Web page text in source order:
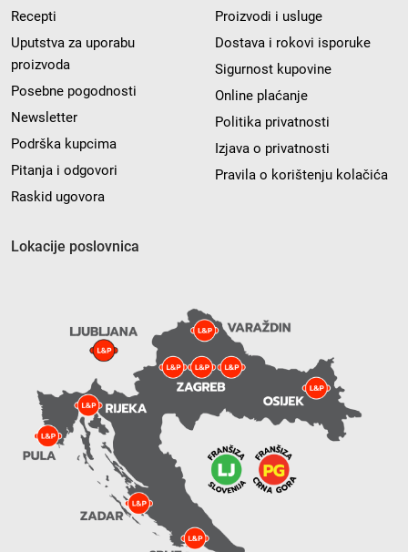
Recepti
Uputstva za uporabu
proizvoda
Posebne pogodnosti
Newsletter
Podrška kupcima
Pitanja i odgovori
Raskid ugovora
Proizvodi i usluge
Dostava i rokovi isporuke
Sigurnost kupovine
Online plaćanje
Politika privatnosti
Izjava o privatnosti
Pravila o korištenju kolačića
Lokacije poslovnica